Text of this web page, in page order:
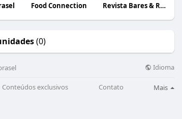
Food Connection Revista Bares & Restaurantes
(0)
Idioma
Conteúdos exclusivos Contato Mais